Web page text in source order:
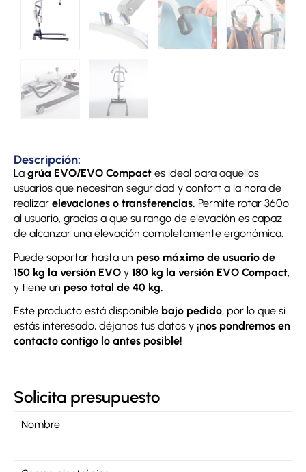
Descripción:
La grúa EVO/EVO Compact es ideal para aquellos
usuarios que necesitan seguridad y confort a la hora de
realizar elevaciones o transferencias. Permite rotar 360º
al usuario, gracias a que su rango de elevación es capaz
de alcanzar una elevación completamente ergonómica.
Puede soportar hasta un peso máximo de usuario de
150 kg la versión EVO y 180 kg la versión EVO Compact,
y tiene un peso total de 40 kg.
Este producto está disponible bajo pedido, por lo que si
estás interesado, déjanos tus datos y ¡nos pondremos en
contacto contigo lo antes posible!
Solicita presupuesto